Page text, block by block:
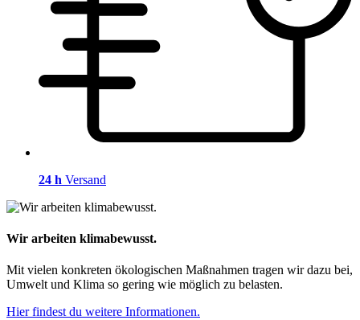
24 h Versand
Wir arbeiten klimabewusst.
Mit vielen konkreten ökologischen Maßnahmen tragen wir dazu bei,
Umwelt und Klima so gering wie möglich zu belasten.
Hier findest du weitere Informationen.